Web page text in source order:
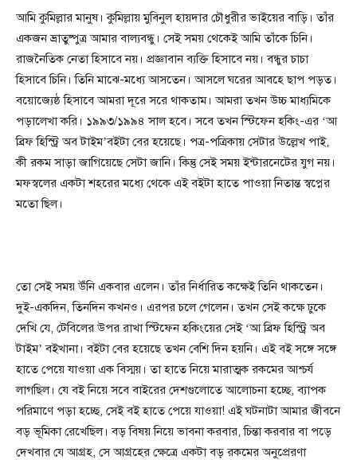
আমি কুমিল্লার মানুষ। কুমিল্লায় মুবিনুল হায়দার চৌধুরীর ভাইয়ের বাড়ি। তাঁর
একজন ভ্রাতুষ্পুত্র আমার বাল্যবন্ধু। সেই সময় থেকেই আমি তাঁকে চিনি।
রাজনৈতিক নেতা হিসাবে নয়। প্রজ্ঞাবান ব্যক্তি হিসাবে নয়। বন্ধুর চাচা
হিসাবে চিনি। তিনি মাঝে-মধ্যে আসতেন। আসলে ঘরের আবহে ছাপ পড়ত।
বয়োজ্যেষ্ঠ হিসাবে আমরা দূরে সরে থাকতাম। আমরা তখন উচ্চ মাধ্যমিকে
পড়ালেখা করি। ১৯৯৩/১৯৯৪ সাল হবে। সবে তখন স্টিফেন হকিং-এর ‘আ
ব্রিফ হিস্ট্রি অব টাইম’বইটা বের হয়েছে। পত্র-পত্রিকায় সেটার উল্লেখ পাই,
কী রকম সাড়া জাগিয়েছে সেটা জানি। কিন্তু সেই সময় ইন্টারনেটের যুগ নয়।
মফস্বলের একটা শহরের মধ্যে থেকে এই বইটা হাতে পাওয়া নিতান্ত স্বপ্নের
মতো ছিল।
তো সেই সময় উঁনি একবার এলেন। তাঁর নির্ধারিত কক্ষেই তিনি থাকতেন।
দুই-একদিন, তিনদিন কখনও। এরপর চলে গেলেন। তখন সেই কক্ষে ঢুকে
দেখি যে, টেবিলের উপর রাখা স্টিফেন হকিংয়ের সেই ‘আ ব্রিফ হিস্ট্রি অব
টাইম’ বইখানা। বইটা বের হয়েছে তখন বেশি দিন হয়নি। এই বই সঙ্গে সঙ্গে
হাতে পেয়ে যাওয়া এক বিস্ময়। তা হাতে নিয়ে মারাত্মক রকমের আশ্চর্য
লাগছিল। যে বই নিয়ে সবে বাইরের দেশগুলোতে আলোচনা হচ্ছে, ব্যাপক
পরিমাণে পড়া হচ্ছে, সেই বই হাতে পেয়ে যাওয়া! এই ঘটনাটা আমার জীবনে
বড় ভূমিকা রেখেছিল। বড় বিষয় নিয়ে ভাবনা করবার, চিন্তা করবার বা পড়ে
দেখবার যে আগ্রহ, সে আগ্রহের ক্ষেত্রে একটা বড় রকমের অনুপ্রেরণা